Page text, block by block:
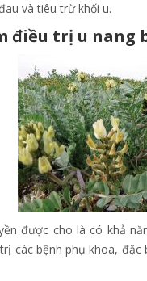
và tiêu trừ khối u.
điều trị u nang
được cho là có khả
các bệnh phụ khoa,